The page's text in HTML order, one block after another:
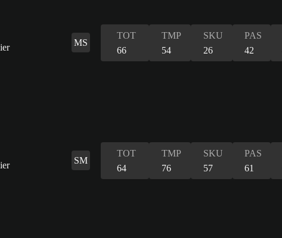
MS
TOT
66
TMP
54
SKU
26
PAS
42
SM
TOT
64
TMP
76
SKU
57
PAS
61